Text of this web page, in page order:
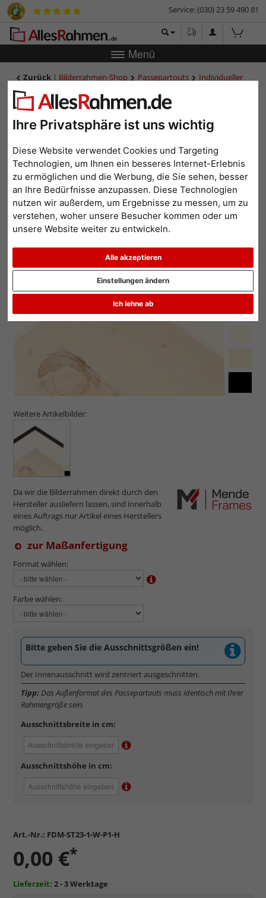
Ihre Privatsphäre ist uns wichtig
Diese Website verwendet Cookies und Targeting
Technologien, um Ihnen ein besseres Internet-Erlebnis
zu ermöglichen und die Werbung, die Sie sehen, besser
an Ihre Bedürfnisse anzupassen. Diese Technologien
nutzen wir außerdem, um Ergebnisse zu messen, um zu
verstehen, woher unsere Besucher kommen oder um
unsere Website weiter zu entwickeln.
Alle akzeptieren
Ich lehne ab
Einstellungen ändern
Service: (030) 23 59 490 81
Menü
Zurück | Bilderrahmen-Shop Passepartouts
Individueller
Ausschnitt
2,3 mm Passepartout mit
individuellem Ausschnitt
Bilder Vorschau
Weitere Artikelbilder:
Da wir die Bilderrahmen direkt durch den
Hersteller ausliefern lassen, sind innerhalb
eines Auftrags nur Artikel eines Herstellers
möglich.
zur Maßanfertigung
Format wählen:
Farbe wählen:
Bitte geben Sie die Ausschnittsgrößen ein!
Der Innenausschnitt wird zentriert ausgeschnitten.
Tipp:Das Außenformat des Passepartouts muss identisch mit Ihrer
Rahmengröße sein.
Ausschnittsbreite in cm:
Ausschnittshöhe in cm:
Art.-Nr.: FDM-ST23-1-W-P1-H
0,00 €*
Lieferzeit: 2 - 3 Werktage